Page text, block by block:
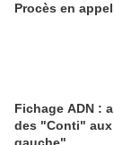
Procès en
Fichage ADN :
des "Conti"